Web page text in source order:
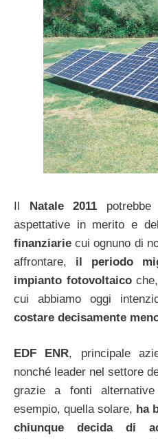
Il Natale 2011
aspettative in merito e
finanziarie cui ognuno di
affrontare, il periodo
impianto fotovoltaicoche,
cui abbiamo oggi
costare decisamente
EDF ENR, principale
nonché leader nel settore
grazie a fonti
esempio, quella solare, ha
chiunque decida di